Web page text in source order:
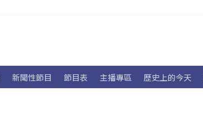
新聞性節目 節目表 主播專區 歷史上的今天